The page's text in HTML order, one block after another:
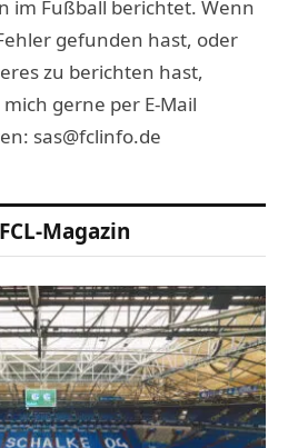
im Fußball berichtet. Wenn
gefunden hast, oder
zu berichten hast,
gerne per E-Mail
sas@fclinfo.de
Magazin